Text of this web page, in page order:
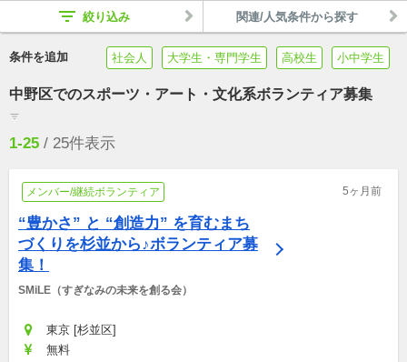
filter_list 絞り込み 関連/人気条件から探す
条件を追加 社会人 大学生・専門学生 高校生 小中学生
中野区でのスポーツ・アート・文化系ボランティア募集
filter_list
1-25 / 25件表示
メンバー/継続ボランティア 5ヶ月前
“豊かさ” と “創造力” を育むまち
づくりを杉並から♪ボランティア募
集！
SMiLE（すぎなみの未来を創る会）
東京 [杉並区]
無料